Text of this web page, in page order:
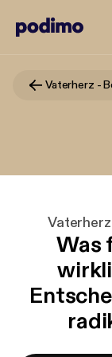
Was